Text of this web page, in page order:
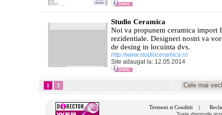
Studio Ceramica
Noi va propunem ceramica import
rezidentiale. Designeri nostri va
de desing in locuinta dvs.
http://www.studioceramica.ro
Site adaugat la: 12.05.2014
1 2
Termeni si Conditii
Toate drepturile